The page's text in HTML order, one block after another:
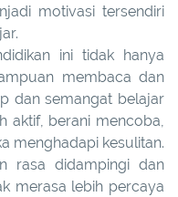
motivasi tersendiri
ini tidak hanya
membaca dan
dan semangat belajar
aktif, berani mencoba,
menghadapi kesulitan.
rasa didampingi dan
merasa lebih percaya